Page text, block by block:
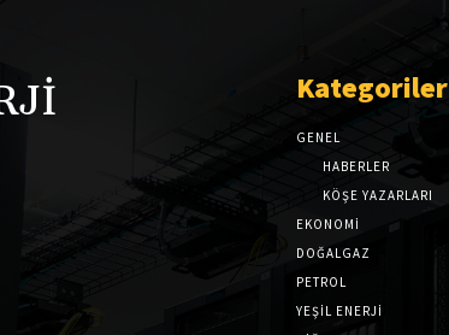
Kategoriler
GENEL
HABERLER
KÖŞE YAZARLARI
EKONOMİ
DOĞALGAZ
PETROL
YEŞİL ENERJİ